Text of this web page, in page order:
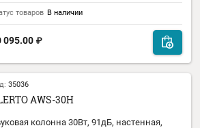
Статус товаров В наличии
9 104.00